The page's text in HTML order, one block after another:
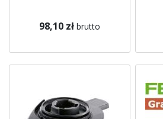
98,10 zł brutto